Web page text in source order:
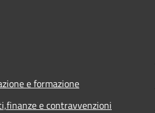
e formazione
e contravvenzioni